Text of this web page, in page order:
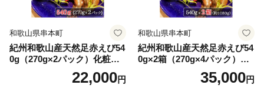
和歌山県串本町
紀州和歌山産天然足赤えび54
0g（270g×2パック）化粧箱
入 ※2026年12月上旬〜2027
年2月上旬頃順次発送予定
22,000円
和歌山県串本町
紀州和歌山産天然足赤えび54
0g×2箱（270g×4パック）化
粧箱入 ※2026年12月上旬〜2
027年2月上旬頃順次発送予定
35,000円